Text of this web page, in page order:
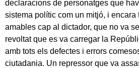
declaracions de personatges que
sistema polític com un mitjó, i encara
amables cap al dictador, que no va
revoltat que es va carregar la
amb tots els defectes i errors
ciutadania. Un repressor que va